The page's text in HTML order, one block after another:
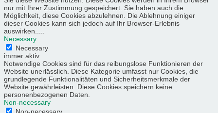
nur mit Ihrer Zustimmung gespeichert. Sie haben auch die
Möglichkeit, diese Cookies abzulehnen. Die Ablehnung einiger
dieser Cookies kann sich jedoch auf Ihr Browser-Erlebnis
auswirken.....
Necessary
Necessary
immer aktiv
Notwendige Cookies sind für das reibungslose Funktionieren der
Website unerlässlich. Diese Kategorie umfasst nur Cookies, die
grundlegende Funktionalitäten und Sicherheitsmerkmale der
Website gewährleisten. Diese Cookies speichern keine
personenbezogenen Daten.
Non-necessary